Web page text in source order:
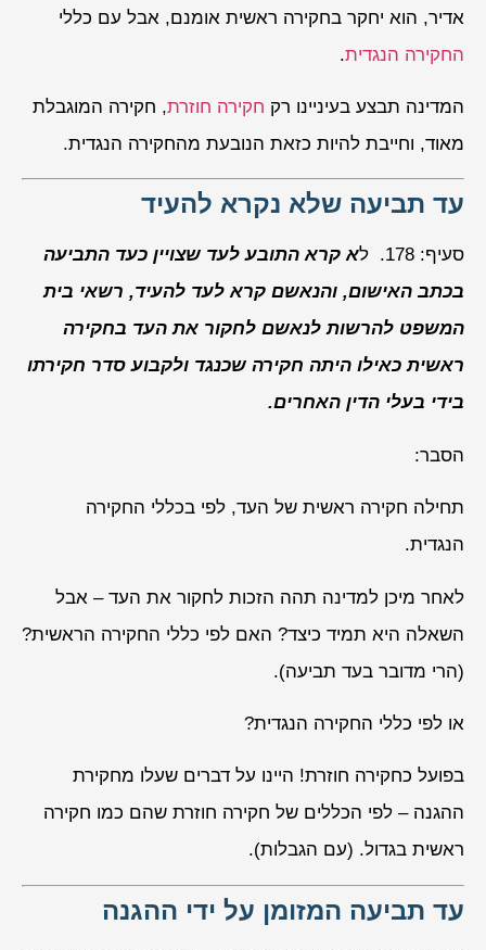
אדיר, הוא יחקר בחקירה ראשית אומנם, אבל עם כללי
החקירה הנגדית.
המדינה תבצע בעיניינו רק חקירה חוזרת, חקירה המוגבלת
מאוד, וחייבת להיות כזאת הנובעת מהחקירה הנגדית.
עד תביעה שלא נקרא להעיד
סעיף: 178 . לא קרא התובע לעד שצויין כעד התביעה
בכתב האישום, והנאשם קרא לעד להעיד, רשאי בית
המשפט להרשות לנאשם לחקור את העד בחקירה
ראשית כאילו היתה חקירה שכנגד ולקבוע סדר חקירתו
בידי בעלי הדין האחרים.
הסבר:
תחילה חקירה ראשית של העד, לפי בכללי החקירה
הנגדית.
לאחר מיכן למדינה תהה הזכות לחקור את העד – אבל
השאלה היא תמיד כיצד? האם לפי כללי החקירה הראשית?
(הרי מדובר בעד תביעה).
או לפי כללי החקירה הנגדית?
בפועל כחקירה חוזרת! היינו על דברים שעלו מחקירת
ההגנה – לפי הכללים של חקירה חוזרת שהם כמו חקירה
ראשית בגדול. (עם הגבלות).
עד תביעה המזומן על ידי ההגנה